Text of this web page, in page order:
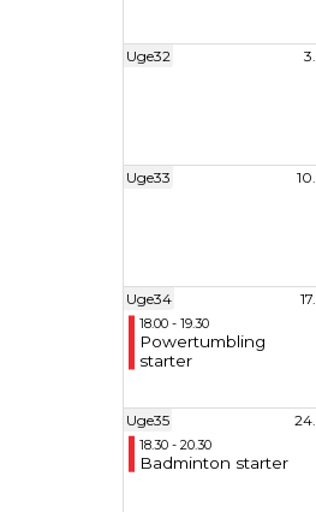
Uge32 3.
Uge33 10.
Uge34 17.
18.00 - 19.30
Powertumbling
starter
Uge35 24.
18.30 - 20.30
Badminton starter